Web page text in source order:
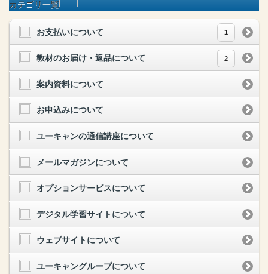
カテゴリ一覧
お支払いについて 1
教材のお届け・返品について 2
案内資料について
お申込みについて
ユーキャンの通信講座について
メールマガジンについて
オプションサービスについて
デジタル学習サイトについて
ウェブサイトについて
ユーキャングループについて